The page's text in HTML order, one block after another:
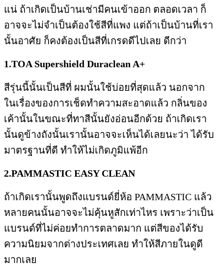
แน่ ถ้าเกิดเป็นบ้านเช่ามีคนเข้าออก ตลอดเวลา ก็
อาจจะไม่จำเป็นต้องใช้สีที่แพง แต่ถ้าเป็นบ้านที่เรา
นั้นอาศัย ก็คงต้องเป็นสีที่เกรดดีไปเลย ดีกว่า
1.TOA Supershield Duraclean A+
สีรุ่นนี้นั้นเป็นสีที่ ผมนั้นใช้บ่อยที่สุดแล้ว นอกจาก
ในเรื่องของการเช็ดทำความสะอาดแล้ว กลิ่นของ
เค้านั้นในขณะที่ทาสีนั้นยังอ่อนอีกด้วย ถ้าเกิดเรา
นั้นดูข้างถังนั้นเรานั้นอาจจะเห็นได้เลยนะว่า ได้รับ
มาตรฐานที่ดี ทำให้ไม่เกิดภูมิแพ้อีก
2.PAMMASTIC EASY CLEAN
ถ้าเกิดเรานั้นพูดถึงแบรนด์ยี่ห้อ PAMMASTIC แล้ว
หลายคนนั้นอาจจะไม่คุ้นหูสักเท่าไหร เพราะว่าเป็น
แบรนด์ที่ไม่ค่อยทำการตลาดมาก แต่สีของได้รับ
ความนิยมจากต่างประเทศเลย ทำให้สีภายในดูดี
มากเลย